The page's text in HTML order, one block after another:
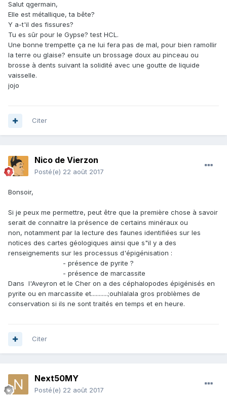
Salut qgermain,
Elle est métallique, ta bête?
Y a-t'il des fissures?
Tu es sûr pour le Gypse? test HCL.
Une bonne trempette ça ne lui fera pas de mal, pour bien ramollir
la terre ou glaise? ensuite un brossage doux au pinceau ou
brosse à dents suivant la solidité avec une goutte de liquide
vaisselle.
jojo
Citer
Nico de Vierzon
Posté(e) 22 août 2017
Bonsoir,
Si je peux me permettre, peut être que la première chose à savoir
serait de connaitre la présence de certains minéraux ou
non, notamment par la lecture des faunes identifiées sur les
notices des cartes géologiques ainsi que s"il y a des
renseignements sur les processus d'épigénisation :
- présence de pyrite ?
- présence de marcassite
Dans l'Aveyron et le Cher on a des céphalopodes épigénisés en
pyrite ou en marcassite et...........;ouhlalala gros problèmes de
conservation si ils ne sont traités en temps et en heure.
Citer
Next50MY
Posté(e) 22 août 2017